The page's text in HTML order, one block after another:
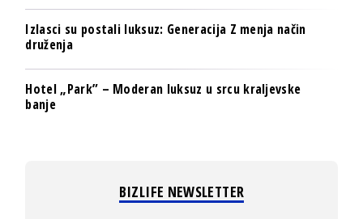
Izlasci su postali luksuz: Generacija Z menja način
druženja
Hotel „Park” – Moderan luksuz u srcu kraljevske
banje
BIZLIFE NEWSLETTER